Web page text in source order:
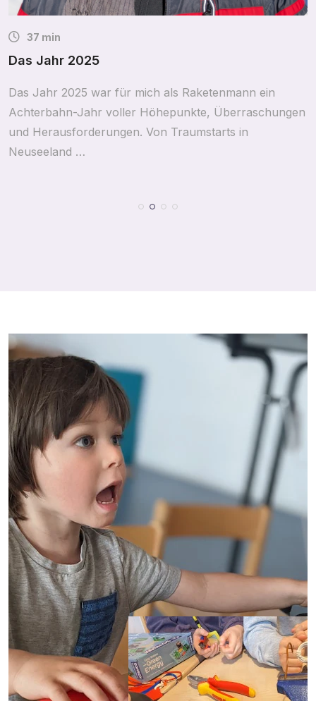
37 min
Das Jahr 2025
Das Jahr 2025 war für mich als Raketenmann ein
Achterbahn-Jahr voller Höhepunkte, Überraschungen
und Herausforderungen. Von Traumstarts in
Neuseeland …